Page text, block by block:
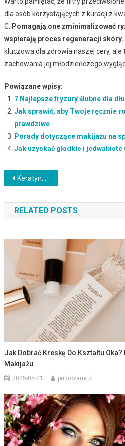
dla osób korzystających z kuracji z
C. Pomagają one zminimalizować
wspierają proces regeneracji skóry.
kluczowa dla zdrowia naszej cery, ale
zachowania jej młodzieńczego
Powiązane wpisy:
7 Najlepsze fryzury ślubne dla
Jak sprawić, aby Twoje ręcznie
prawdziwe
Porady dotyczące makijażu na
Jak uzyskać gładkie i jedwabiste
Nawigacja
wpisu
Keratynowe prostowanie włosów w domu – instrukcja krok po kroku
RELATED POSTS
Jak Dobrać Kreskę Do Kształtu
Makijażu
2025-05-21 pudrovane.pl